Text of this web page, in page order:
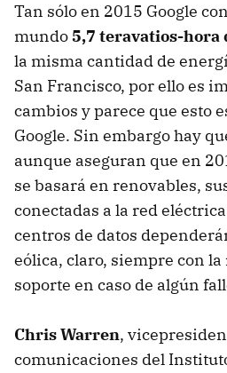
Tan sólo en 2015 Google
mundo5,7 teravatios-hora
la misma cantidad de
San Francisco, por ello es
cambios y parece que esto
Google. Sin embargo hay
aunque aseguran que en
se basará en renovables,
conectadas a la red
centros de datos
eólica, claro, siempre con
soporte en caso de algún
Chris Warren,
comunicaciones del